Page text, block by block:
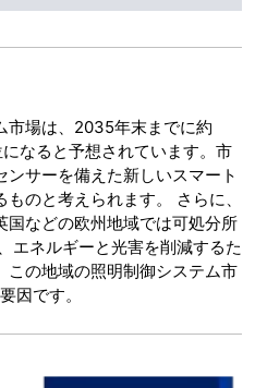
市場は、2035年末までに約
なると予想されています。市
サーを備えた新しいスマート
のと考えられます。 さらに、
などの欧州地域では可処分所
エネルギーと光害を削減するた
の地域の照明制御システム市
因です。